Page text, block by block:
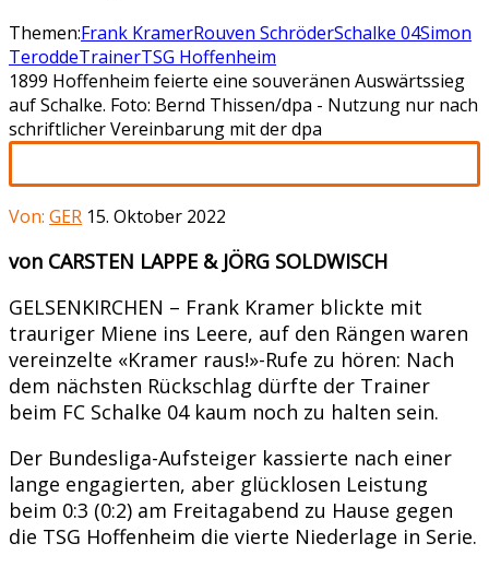
Themen:Frank KramerRouven SchröderSchalke 04Simon
TeroddeTrainerTSG Hoffenheim
1899 Hoffenheim feierte eine souveränen Auswärtssieg
auf Schalke. Foto: Bernd Thissen/dpa - Nutzung nur nach
schriftlicher Vereinbarung mit der dpa
Von: GER 15. Oktober 2022
von CARSTEN LAPPE & JÖRG SOLDWISCH
GELSENKIRCHEN – Frank Kramer blickte mit
trauriger Miene ins Leere, auf den Rängen waren
vereinzelte «Kramer raus!»-Rufe zu hören: Nach
dem nächsten Rückschlag dürfte der Trainer
beim FC Schalke 04 kaum noch zu halten sein.
Der Bundesliga-Aufsteiger kassierte nach einer
lange engagierten, aber glücklosen Leistung
beim 0:3 (0:2) am Freitagabend zu Hause gegen
die TSG Hoffenheim die vierte Niederlage in Serie.